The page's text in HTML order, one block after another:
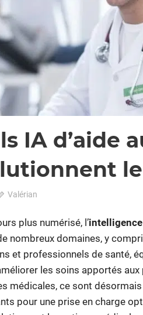
IA d’aide
Valérian
aux
qui
plus numérisé, l’
nombreux domaines, y
et professionnels de santé,
les soins apportés aux
médicales, ce sont
pour une prise en charge